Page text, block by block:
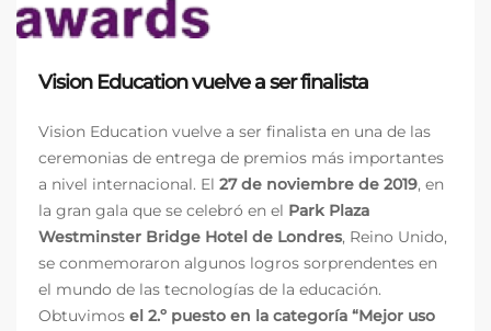
Vision Education vuelve a ser finalista
Vision Education vuelve a ser finalista en una de las
ceremonias de entrega de premios más importantes
a nivel internacional. El 27 de noviembre de 2019, en
la gran gala que se celebró en el Park Plaza
Westminster Bridge Hotel de Londres, Reino Unido,
se conmemoraron algunos logros sorprendentes en
el mundo de las tecnologías de la educación.
Obtuvimos el 2.º puesto en la categoría “Mejor uso